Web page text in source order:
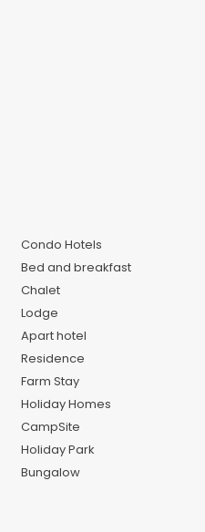
Condo Hotels
Bed and breakfast
Chalet
Lodge
Apart hotel
Residence
Farm Stay
Holiday Homes
CampSite
Holiday Park
Bungalow